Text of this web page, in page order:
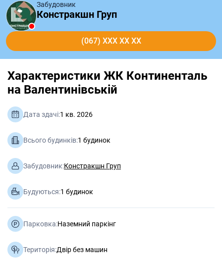
Забудовник
Констракшн Груп
(067) XXX XX XX
Характеристики ЖК Континенталь
на Валентинівській
Дата здачі:1 кв. 2026
Всього будинків:1 будинок
Забудовник:Констракшн Груп
Будуються:1 будинок
Парковка:Наземний паркінг
Територія:Двір без машин